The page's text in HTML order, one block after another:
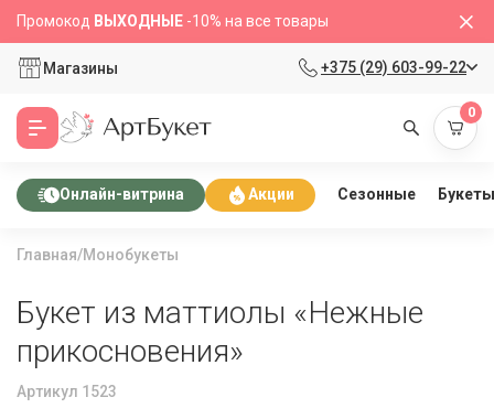
Промокод ВЫХОДНЫЕ -10% на все товары
Магазины +375 (29) 603-99-22
0
Онлайн-витрина Акции Сезонные Букеты
Главная/Монобукеты
Букет из маттиолы «Нежные
прикосновения»
Артикул 1523